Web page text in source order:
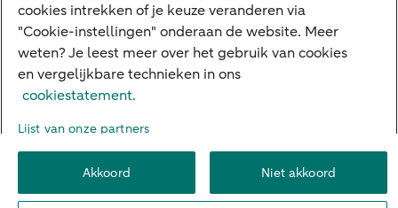
Rood staan
Over ABN AMRO
Werken bij ABN AMRO
DuurzaamheidVeiligheidPrivacy DisclaimerCookie-instellingen
cookies intrekken of je keuze veranderen via
"Cookie-instellingen" onderaan de website. Meer
weten? Je leest meer over het gebruik van cookies
en vergelijkbare technieken in ons
cookiestatement.
Lijst van onze partners
Akkoord Niet akkoord